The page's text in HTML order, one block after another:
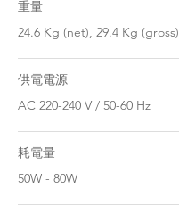
重量
24.6 Kg (net), 29.4 Kg (gross)
供電電源
AC 220-240 V / 50-60 Hz
耗電量
50W - 80W